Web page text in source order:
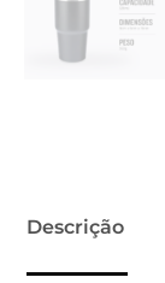
Descrição